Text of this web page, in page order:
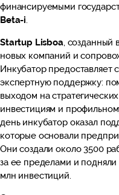
финансируемыми
Beta-i.
Startup Lisboa, созданный
новых компаний и
Инкубатор
экспертную поддержку:
выходом на
инвестициям и
день инкубатор оказал
которые основали
Они создали около 3500
за ее пределами и
млн инвестиций.